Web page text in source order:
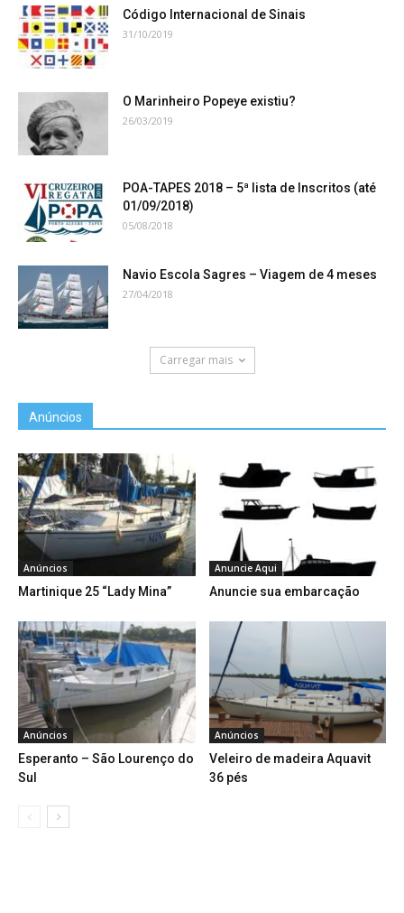
Código Internacional de Sinais
31/10/2019
O Marinheiro Popeye existiu?
26/03/2019
POA-TAPES 2018 – 5ª lista de Inscritos (até
01/09/2018)
05/08/2018
Navio Escola Sagres – Viagem de 4 meses
27/04/2018
Carregar mais
Anúncios
Anúncios
Martinique 25 “Lady Mina”
Anuncie Aqui
Anuncie sua embarcação
Anúncios
Esperanto – São Lourenço do
Sul
Anúncios
Veleiro de madeira Aquavit
36 pés